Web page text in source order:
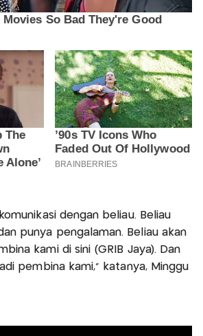
dengan beliau. Beliau
punya pengalaman. Beliau akan
kami di sini (GRIB Jaya). Dan
pembina kami,” katanya, Minggu